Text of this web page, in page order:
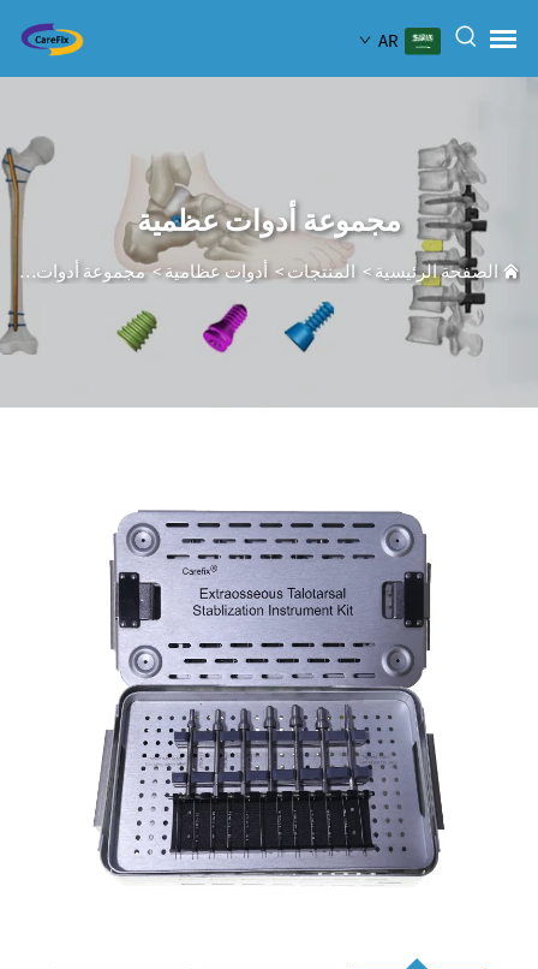
AR
مجموعة أدوات عظمية
الصفحة الرئيسية >المنتجات> أدوات عظامية >مجموعة أدوات عظمية